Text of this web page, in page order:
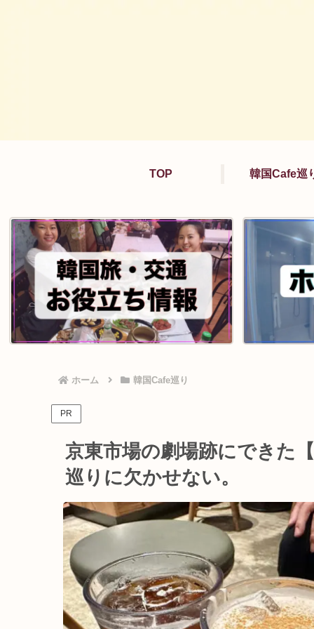
TOP 韓国Cafe巡
ホーム 韓国Cafe巡り
PR
京東市場の劇場跡にできた
巡りに欠かせない。